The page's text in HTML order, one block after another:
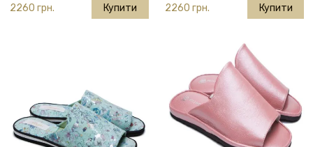
2260 грн.
Купити
2260 грн.
Купити